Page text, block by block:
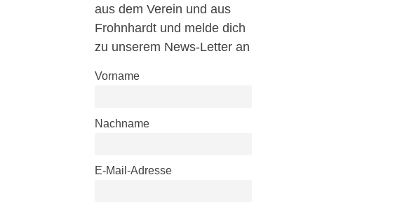
aus dem Verein und aus
Frohnhardt und melde dich
zu unserem News-Letter an
Vorname
Nachname
E-Mail-Adresse